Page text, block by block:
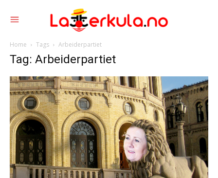
Home Tags Arbeiderpartiet
Tag: Arbeiderpartiet